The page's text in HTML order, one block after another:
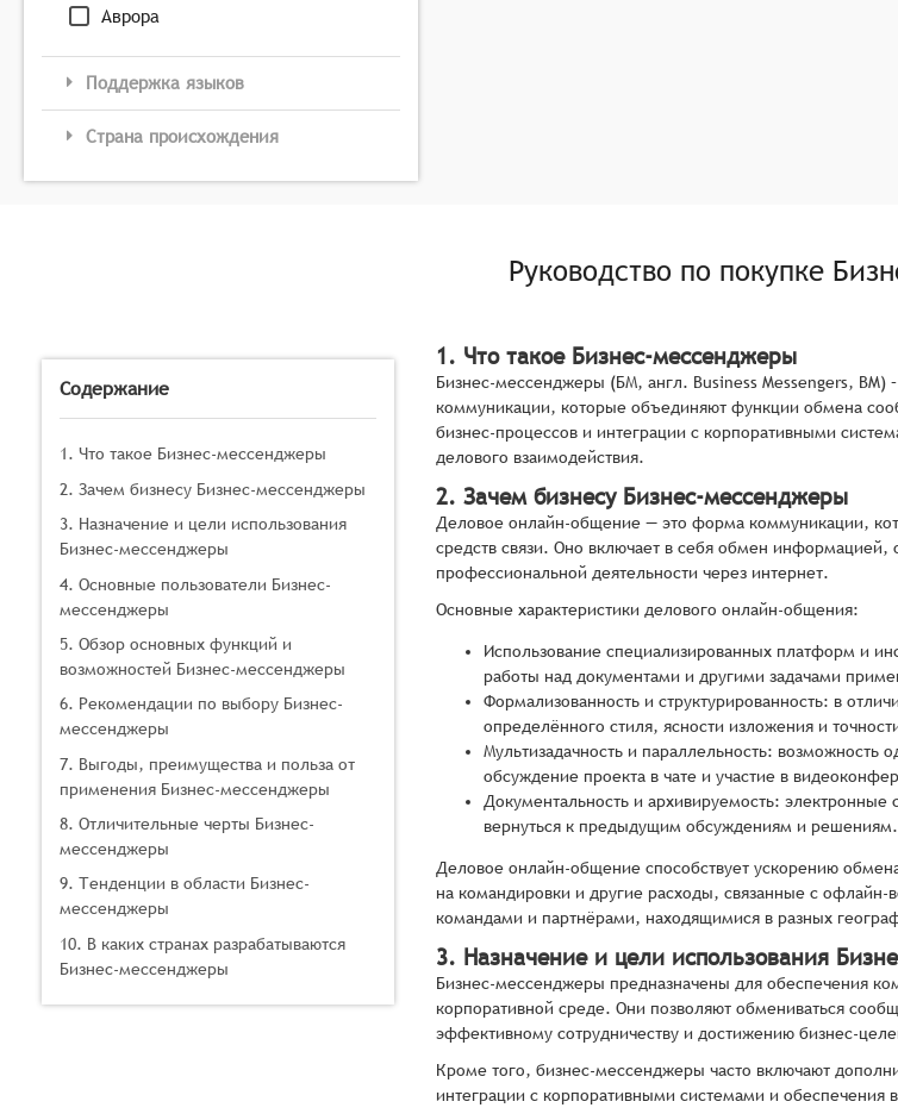
Аврора
Поддержка языков
Страна происхождения
Руководство по покупке
Содержание
1. Что такое Бизнес-мессенджеры
2. Зачем бизнесу Бизнес-мессенджеры
3. Назначение и цели использования
Бизнес-мессенджеры
4. Основные пользователи Бизнес-
мессенджеры
5. Обзор основных функций и
возможностей Бизнес-мессенджеры
6. Рекомендации по выбору Бизнес-
мессенджеры
7. Выгоды, преимущества и польза от
применения Бизнес-мессенджеры
8. Отличительные черты Бизнес-
мессенджеры
9. Тенденции в области Бизнес-
мессенджеры
10. В каких странах разрабатываются
Бизнес-мессенджеры
1. Что такое Бизнес-мессенджеры
Бизнес-мессенджеры (БМ, англ. Business Messengers,
коммуникации, которые объединяют функции обмена
бизнес-процессов и интеграции с корпоративными
делового взаимодействия.
2. Зачем бизнесу Бизнес-мессенджеры
Деловое онлайн-общение — это форма коммуникации,
средств связи. Оно включает в себя обмен
профессиональной деятельности через интернет.
Основные характеристики делового онлайн-общения:
Использование специализированных платформ и
работы над документами и другими задачами
Формализованность и структурированность: в
определённого стиля, ясности изложения и
Мультизадачность и параллельность:
обсуждение проекта в чате и участие в
Документальность и архивируемость:
вернуться к предыдущим обсуждениям и решениям.
Деловое онлайн-общение способствует ускорению
на командировки и другие расходы, связанные с
командами и партнёрами, находящимися в разных
3. Назначение и цели использования
Бизнес-мессенджеры предназначены для обеспечения
корпоративной среде. Они позволяют обмениваться
эффективному сотрудничеству и достижению бизнес-
Кроме того, бизнес-мессенджеры часто включают
интеграции с корпоративными системами и обеспечения